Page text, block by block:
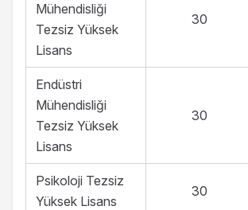
Mühendisliği
Tezsiz Yüksek
Lisans
30
Endüstri
Mühendisliği
Tezsiz Yüksek
Lisans
30
Psikoloji Tezsiz
Yüksek Lisans
30